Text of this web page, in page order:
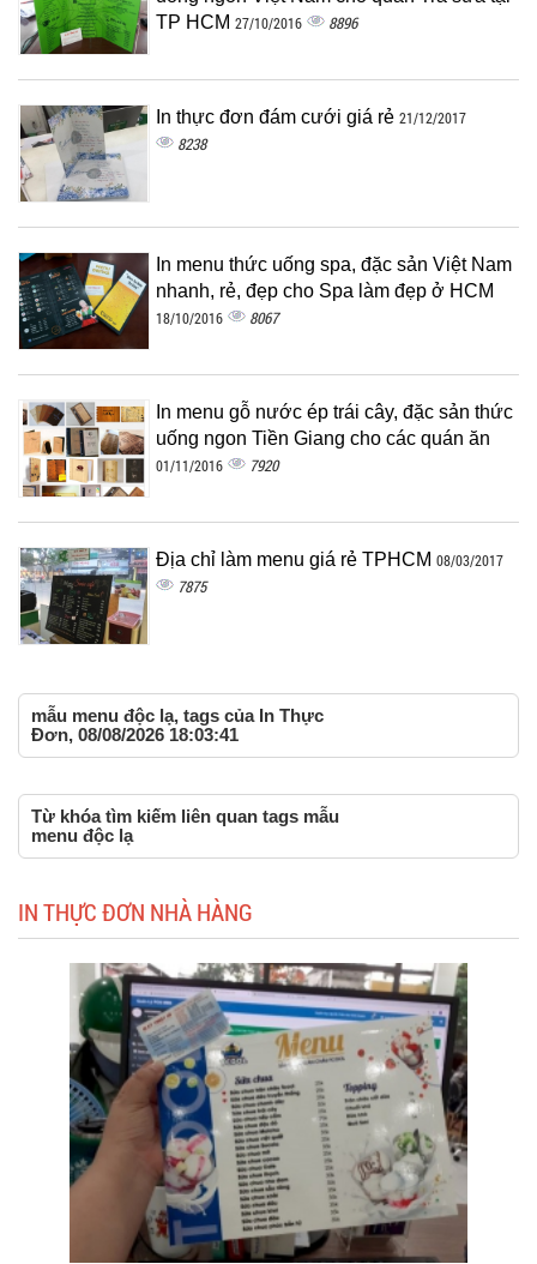
TP HCM 27/10/2016 8896
In thực đơn đám cưới giá rẻ 21/12/2017
8238
In menu thức uống spa, đặc sản Việt Nam
nhanh, rẻ, đẹp cho Spa làm đẹp ở HCM
18/10/2016 8067
In menu gỗ nước ép trái cây, đặc sản thức
uống ngon Tiền Giang cho các quán ăn
01/11/2016 7920
Địa chỉ làm menu giá rẻ TPHCM 08/03/2017
7875
mẫu menu độc lạ, tags của In Thực
Đơn, 08/08/2026 18:03:41
Từ khóa tìm kiếm liên quan tags mẫu
menu độc lạ
IN THỰC ĐƠN NHÀ HÀNG